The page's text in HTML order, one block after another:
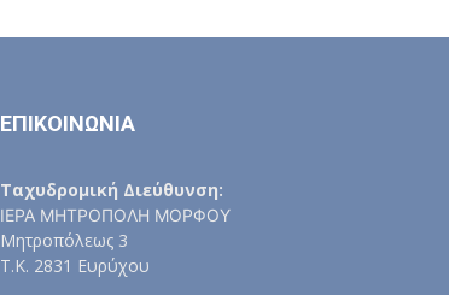
ΕΠΙΚΟΙΝΩΝΙΑ
Ταχυδρομική Διεύθυνση:
ΙΕΡΑ ΜΗΤΡΟΠΟΛΗ ΜΟΡΦΟΥ
Μητροπόλεως 3
Τ.Κ. 2831 Ευρύχου